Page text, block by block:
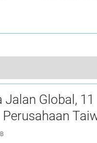
Daerah Bayar
Jalan Global,